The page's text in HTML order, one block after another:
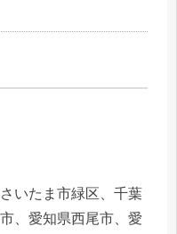
いたま市緑区、千葉
、愛知県西尾市、愛